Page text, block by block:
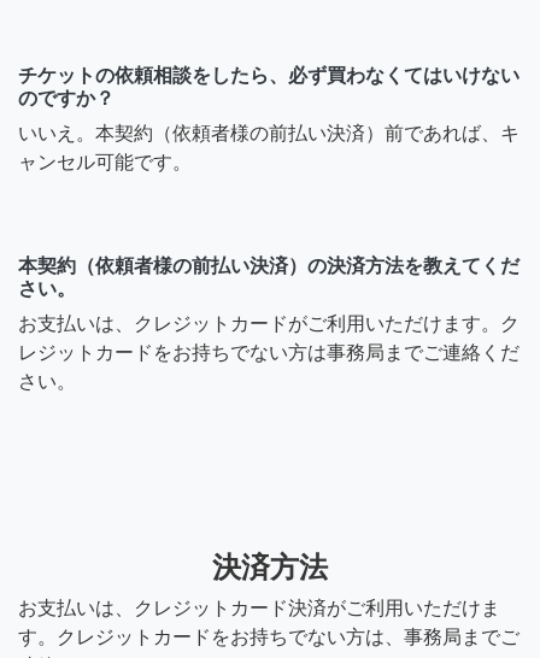
チケットの依頼相談をしたら、必ず買わなくてはいけない
のですか？
いいえ。本契約（依頼者様の前払い決済）前であれば、キ
ャンセル可能です。
本契約（依頼者様の前払い決済）の決済方法を教えてくだ
さい。
お支払いは、クレジットカードがご利用いただけます。ク
レジットカードをお持ちでない方は事務局までご連絡くだ
さい。
決済方法
お支払いは、クレジットカード決済がご利用いただけま
す。クレジットカードをお持ちでない方は、事務局までご